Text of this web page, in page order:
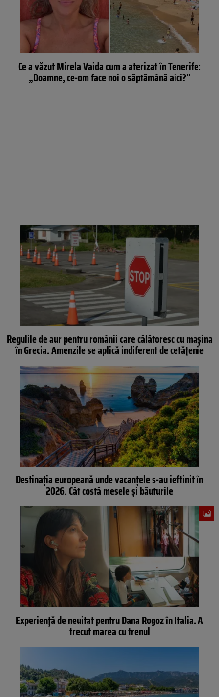
Ce a văzut Mirela Vaida cum a aterizat în Tenerife:
„Doamne, ce-om face noi o săptămână aici?”
Regulile de aur pentru românii care călătoresc cu mașina
în Grecia. Amenzile se aplică indiferent de cetățenie
Destinația europeană unde vacanțele s-au ieftinit în
2026. Cât costă mesele și băuturile
Experiență de neuitat pentru Dana Rogoz în Italia. A
trecut marea cu trenul